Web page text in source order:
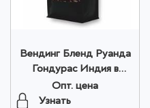
Вендинг Бленд Руанда
Гондурас Индия в
зернах 200 г оптом
Опт. цена
Узнать